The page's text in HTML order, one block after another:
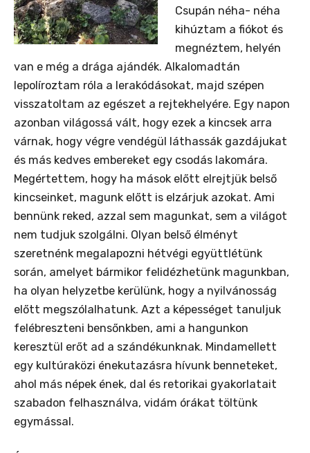
Csupán néha- néha
kihúztam a fiókot és
megnéztem, helyén
van e még a drága ajándék. Alkalomadtán
lepolíroztam róla a lerakódásokat, majd szépen
visszatoltam az egészet a rejtekhelyére. Egy napon
azonban világossá vált, hogy ezek a kincsek arra
várnak, hogy végre vendégül láthassák gazdájukat
és más kedves embereket egy csodás lakomára.
Megértettem, hogy ha mások előtt elrejtjük belső
kincseinket, magunk előtt is elzárjuk azokat. Ami
bennünk reked, azzal sem magunkat, sem a világot
nem tudjuk szolgálni. Olyan belső élményt
szeretnénk megalapozni hétvégi együttlétünk
során, amelyet bármikor felidézhetünk magunkban,
ha olyan helyzetbe kerülünk, hogy a nyilvánosság
előtt megszólalhatunk. Azt a képességet tanuljuk
felébreszteni bensőnkben, ami a hangunkon
keresztül erőt ad a szándékunknak. Mindamellett
egy kultúraközi énekutazásra hívunk benneteket,
ahol más népek ének, dal és retorikai gyakorlatait
szabadon felhasználva, vidám órákat töltünk
egymással.